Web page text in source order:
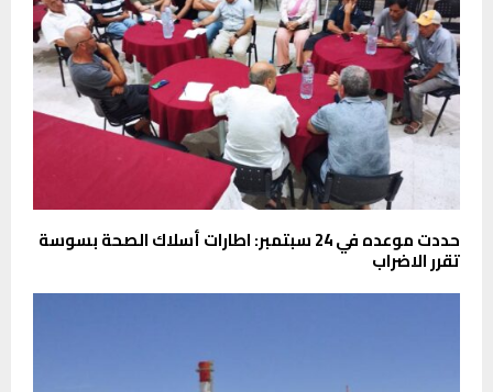
حددت موعده في 24 سبتمبر: اطارات أسلاك الصحة بسوسة
تقرر الاضراب